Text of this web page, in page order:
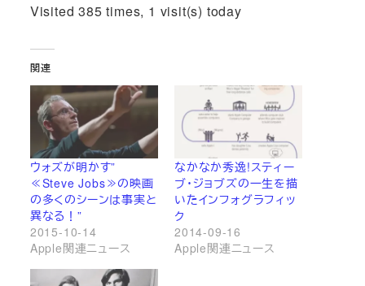
Visited 385 times, 1 visit(s) today
関連
ウォズが明かす”
≪Steve Jobs≫の映画
の多くのシーンは事実と
異なる！”
2015-10-14
Apple関連ニュース
なかなか秀逸!スティー
ブ・ジョブズの一生を描
いたインフォグラフィッ
ク
2014-09-16
Apple関連ニュース